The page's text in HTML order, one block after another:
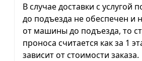
В случае доставки с услугой
до подъезда не обеспечен и
от машины до подъезда, то
проноса считается как за 1
зависит от стоимости заказа.